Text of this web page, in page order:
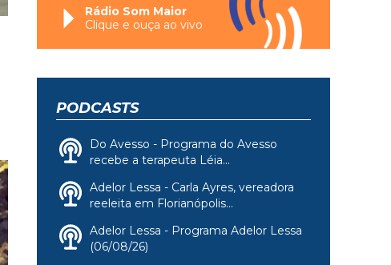
Rádio Som Maior
Clique e ouça ao vivo
PODCASTS
Do Avesso - Programa do Avesso
recebe a terapeuta Léia...
Adelor Lessa - Carla Ayres, vereadora
reeleita em Florianópolis...
Adelor Lessa - Programa Adelor Lessa
(06/08/26)